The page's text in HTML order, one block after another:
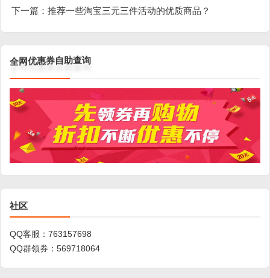
下一篇： 推荐一些淘宝三元三件活动的优质商品？
全网优惠券自助查询
社区
QQ客服： 763157698
QQ群领券： 569718064